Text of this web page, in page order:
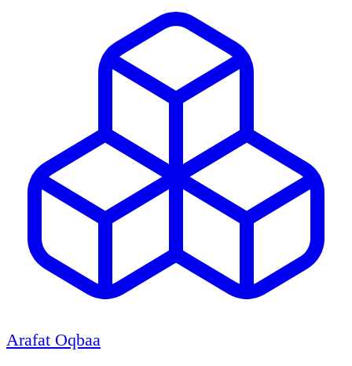
Arafat Oqbaa